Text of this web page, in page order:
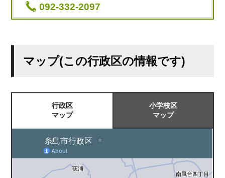
092-332-2097
マップ(この行政区の情報です)
行政区
マップ
小学校区
マップ